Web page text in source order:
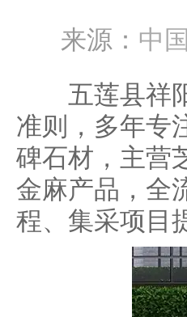
来源： 中
五莲县祥阳
准则，多年专
碑石材，主营
金麻产品，全
程、集采项目